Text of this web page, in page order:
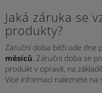
Jaká záruka se
produkty?
Záruční doba běží ode dne
měsíců. Záruční doba se
produkt v opravě, na
Více informací naleznete na